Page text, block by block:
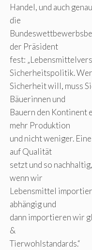
Handel, und auch
die
der Präsident
fest:
Sicherheitspolitik. Wer
Sicherheit will, muss
Bäuerinnen und
Bauern den Kontinent
mehr Produktion
und nicht weniger.
auf Qualität
setzt und so
wenn wir
Lebensmittel
abhängig und
dann importieren wir
&
Tierwohlstandards.“